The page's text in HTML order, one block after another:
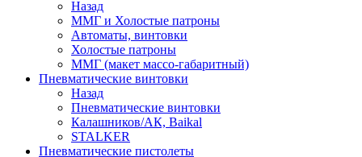
Назад
ММГ и Холостые патроны
Автоматы, винтовки
Холостые патроны
ММГ (макет массо-габаритный)
Пневматические винтовки
Назад
Пневматические винтовки
Калашников/АК, Baikal
STALKER
Пневматические пистолеты